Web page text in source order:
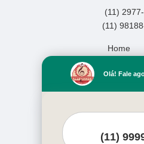
(11)
(11)
Home
Missão
Serviços
Mais
Olá! Fale